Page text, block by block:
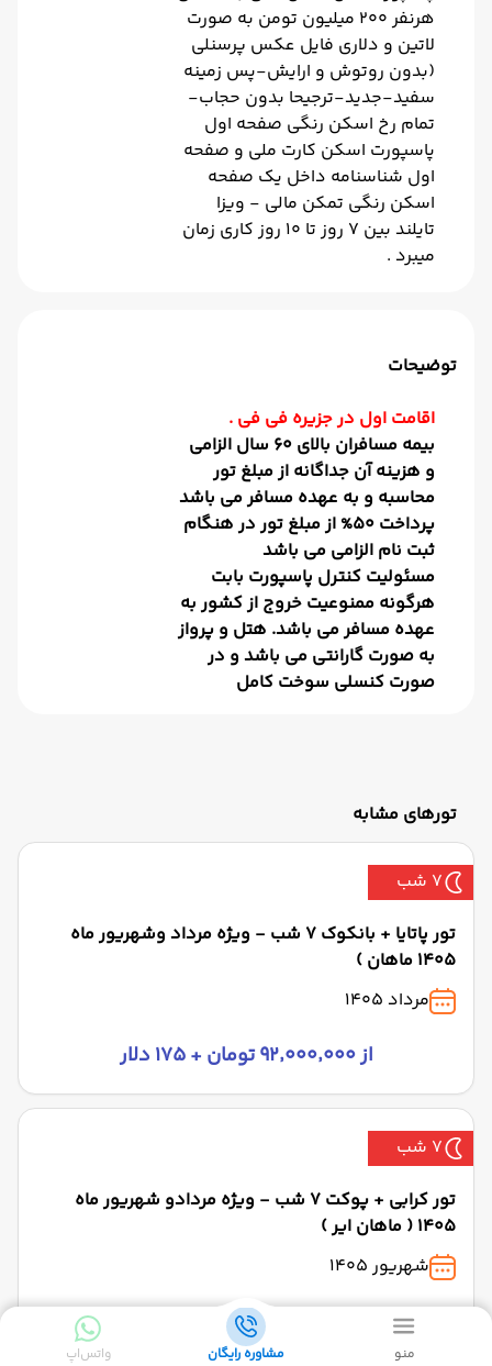
هرنفر 200 میلیون تومن به صورت
لاتین و دلاری فایل عکس پرسنلی
(بدون روتوش و ارایش-پس زمینه
سفید-جدید-ترجیحا بدون حجاب-
تمام رخ اسکن رنگی صفحه اول
پاسپورت اسکن کارت ملی و صفحه
اول شناسنامه داخل یک صفحه
اسکن رنگی تمکن مالی - ویزا
تایلند بین 7 روز تا 10 روز کاری زمان
میبرد .
توضیحات
اقامت اول در جزیره فی فی .
بیمه مسافران بالای 60 سال الزامی
و هزینه آن جداگانه از مبلغ تور
محاسبه و به عهده مسافر می باشد
پرداخت 50% از مبلغ تور در هنگام
ثبت نام الزامی می باشد
مسئولیت کنترل پاسپورت بابت
هرگونه ممنوعیت خروج از کشور به
عهده مسافر می باشد. هتل و پرواز
به صورت گارانتی می باشد و در
صورت کنسلی سوخت کامل
تورهای مشابه
7 شب
تور پاتایا + بانکوک 7 شب - ویژه مرداد وشهریور ماه
1405 ماهان )
مرداد 1405
از ۹۲٬۰۰۰٬۰۰۰ تومان + ۱۷۵ دلار
7 شب
تور کرابی + پوکت 7 شب - ویژه مردادو شهریور ماه
1405 ( ماهان ایر )
شهریور 1405
منو مشاوره رایگان واتس‌اپ